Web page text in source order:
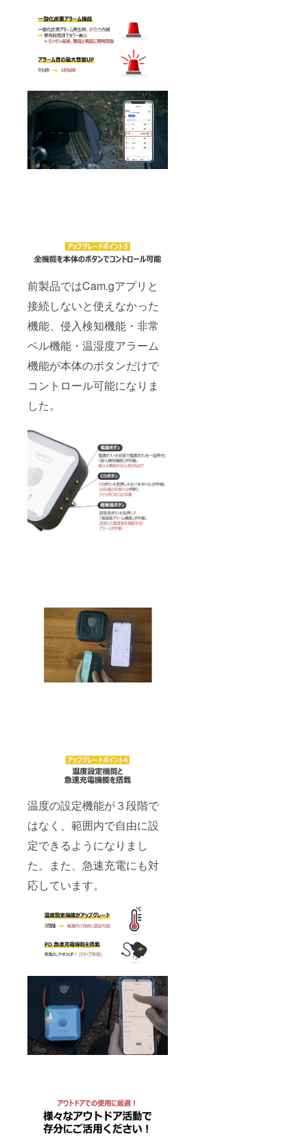
前製品ではCam.gアプリと
接続しないと使えなかった
機能、侵入検知機能・非常
ベル機能・温湿度アラーム
機能が本体のボタンだけで
コントロール可能になりま
した。
温度の設定機能が３段階で
はなく、範囲内で自由に設
定できるようになりまし
た。また、急速充電にも対
応しています。